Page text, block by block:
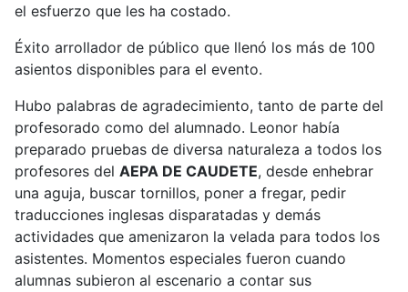
el esfuerzo que les ha costado.
Éxito arrollador de público que llenó los más de 100
asientos disponibles para el evento.
Hubo palabras de agradecimiento, tanto de parte del
profesorado como del alumnado. Leonor había
preparado pruebas de diversa naturaleza a todos los
profesores del AEPA DE CAUDETE, desde enhebrar
una aguja, buscar tornillos, poner a fregar, pedir
traducciones inglesas disparatadas y demás
actividades que amenizaron la velada para todos los
asistentes. Momentos especiales fueron cuando
alumnas subieron al escenario a contar sus